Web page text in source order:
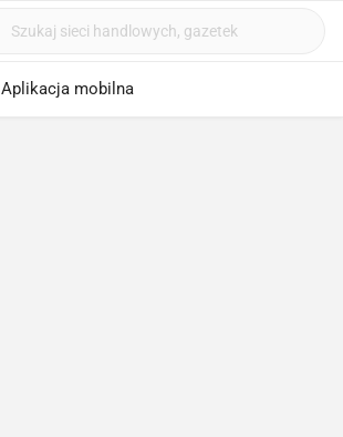
Aplikacja mobilna